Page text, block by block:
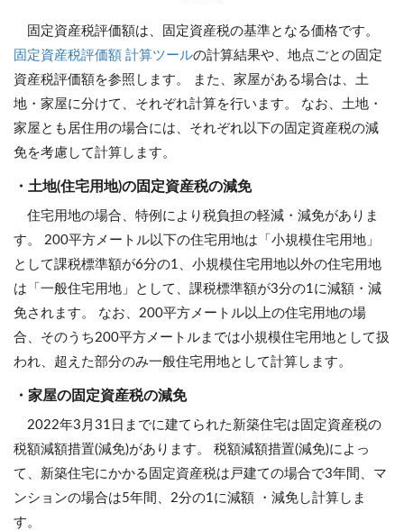
固定資産税評価額は、固定資産税の基準となる価格です。
固定資産税評価額 計算ツールの計算結果や、地点ごとの固定
資産税評価額を参照します。 また、家屋がある場合は、土
地・家屋に分けて、それぞれ計算を行います。 なお、土地・
家屋とも居住用の場合には、それぞれ以下の固定資産税の減
免を考慮して計算します。
・土地(住宅用地)の固定資産税の減免
住宅用地の場合、特例により税負担の軽減・減免がありま
す。 200平方メートル以下の住宅用地は「小規模住宅用地」
として課税標準額が6分の1、小規模住宅用地以外の住宅用地
は「一般住宅用地」として、課税標準額が3分の1に減額・減
免されます。 なお、200平方メートル以上の住宅用地の場
合、そのうち200平方メートルまでは小規模住宅用地として扱
われ、超えた部分のみ一般住宅用地として計算します。
・家屋の固定資産税の減免
2022年3月31日までに建てられた新築住宅は固定資産税の
税額減額措置(減免)があります。 税額減額措置(減免)によっ
て、新築住宅にかかる固定資産税は戸建ての場合で3年間、マ
ンションの場合は5年間、2分の1に減額 ・減免し計算しま
す。